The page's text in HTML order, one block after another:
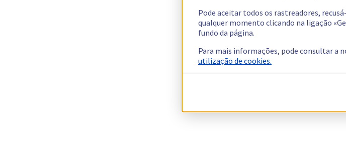
Pode aceitar todos os rastreadores,
qualquer momento clicando na ligação
fundo da página.
Para mais informações, pode consultar a
utilização de cookies.